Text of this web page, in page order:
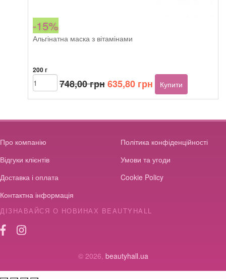
-15%
Альгінатна маска з вітамінами
200 г
748,00грнОригінальна
ціна:
635,80 грнПоточна
ціна:
Beautyhall
ALGO
peel
mask
Burst
Купити
Про компанію
Відгуки клієнтів
Доставка і оплата
Контактна інформація
Політика конфіденційності
Умови та угоди
Cookie Policy
ДІЗНАВАЙСЯ О НОВИНАХ BEAUTYHALL
© 2026, beautyhall.ua